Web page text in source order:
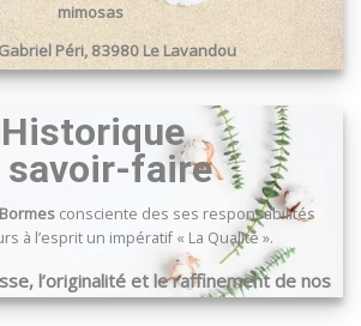
mimosas
Péri, 83980 Le Lavandou
Historique
savoir-faire
consciente des ses responsabilités
à l’esprit un impératif « La Qualité ».
l’originalité et le raffinement de nos
produits …